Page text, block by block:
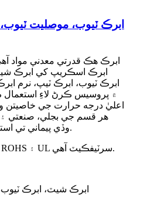
ابرڪ ٽيوب، موصليت
ابرڪ هڪ قدرتي معدني مواد
ابرڪ اسڪريپ کي ابرڪ
ابرڪ ٽيوب، ابرڪ ٽيپ، نرم
۾ پروسيس ڪرڻ لاءِ استعمال
اعليٰ درجه حرارت جي خاصيتن
هر قسم جي بجلي، صنعتي ۽
وڏي پيماني تي استعمال ٿيندو آهي.
سڀني مواد وٽ ROHS ۽ UL سرٽيفڪيٽ آهي.